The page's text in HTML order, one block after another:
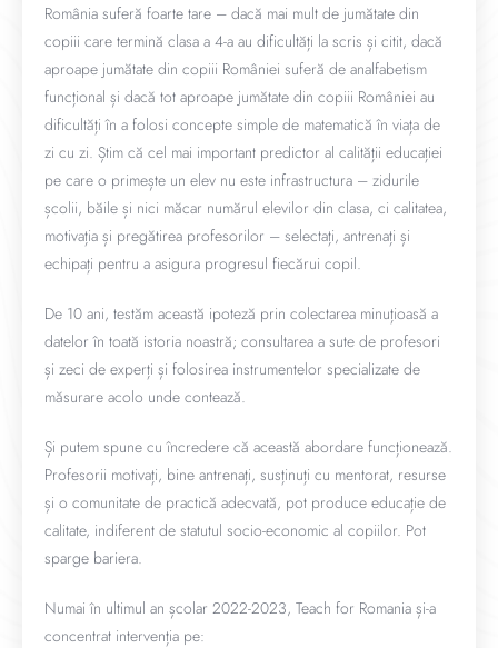
România suferă foarte tare – dacă mai mult de jumătate din
copiii care termină clasa a 4-a au dificultăți la scris și citit, dacă
aproape jumătate din copiii României suferă de analfabetism
funcțional și dacă tot aproape jumătate din copiii României au
dificultăți în a folosi concepte simple de matematică în viața de
zi cu zi. Știm că cel mai important predictor al calității educației
pe care o primește un elev nu este infrastructura – zidurile
școlii, băile și nici măcar numărul elevilor din clasa, ci calitatea,
motivația și pregătirea profesorilor – selectați, antrenați și
echipați pentru a asigura progresul fiecărui copil.
De 10 ani, testăm această ipoteză prin colectarea minuțioasă a
datelor în toată istoria noastră; consultarea a sute de profesori
și zeci de experți și folosirea instrumentelor specializate de
măsurare acolo unde contează.
Și putem spune cu încredere că această abordare funcționează.
Profesorii motivați, bine antrenați, susținuți cu mentorat, resurse
și o comunitate de practică adecvată, pot produce educație de
calitate, indiferent de statutul socio-economic al copiilor. Pot
sparge bariera.
Numai în ultimul an școlar 2022-2023, Teach for Romania și-a
concentrat intervenția pe: